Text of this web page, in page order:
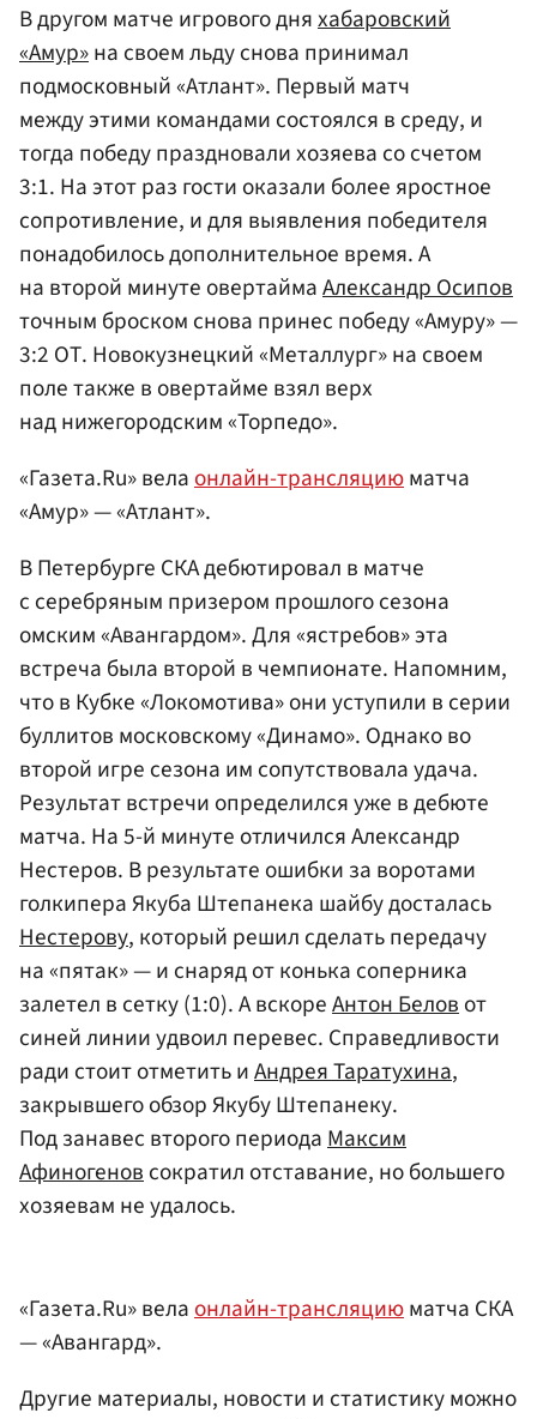
В другом матче игрового дняхабаровский
«Амур»на своем льду снова принимал
подмосковный «Атлант». Первый матч
между этими командами состоялся в среду, и
тогда победу праздновали хозяева со счетом
3:1. На этот раз гости оказали более яростное
сопротивление, и для выявления победителя
понадобилось дополнительное время. А
на второй минуте овертаймаАлександр Осипов
точным броском снова принес победу «Амуру» —
3:2 ОТ. Новокузнецкий «Металлург» на своем
поле также в овертайме взял верх
над нижегородским «Торпедо».
«Газета.Ru» велаонлайн-трансляциюматча
«Амур» — «Атлант».
В Петербурге СКА дебютировал в матче
с серебряным призером прошлого сезона
омским «Авангардом». Для «ястребов» эта
встреча была второй в чемпионате. Напомним,
что в Кубке «Локомотива» они уступили в серии
буллитов московскому «Динамо». Однако во
второй игре сезона им сопутствовала удача.
Результат встречи определился уже в дебюте
матча. На 5-й минуте отличился Александр
Нестеров. В результате ошибки за воротами
голкипера Якуба Штепанека шайбу досталась
Нестерову, который решил сделать передачу
на «пятак» — и снаряд от конька соперника
залетел в сетку (1:0). А вскореАнтон Беловот
синей линии удвоил перевес. Справедливости
ради стоит отметить иАндрея Таратухина,
закрывшего обзор Якубу Штепанеку.
Под занавес второго периодаМаксим
Афиногеновсократил отставание, но большего
хозяевам не удалось.
«Газета.Ru» вела онлайн-трансляциюматча СКА
— «Авангард».
Другие материалы, новости и статистику можно